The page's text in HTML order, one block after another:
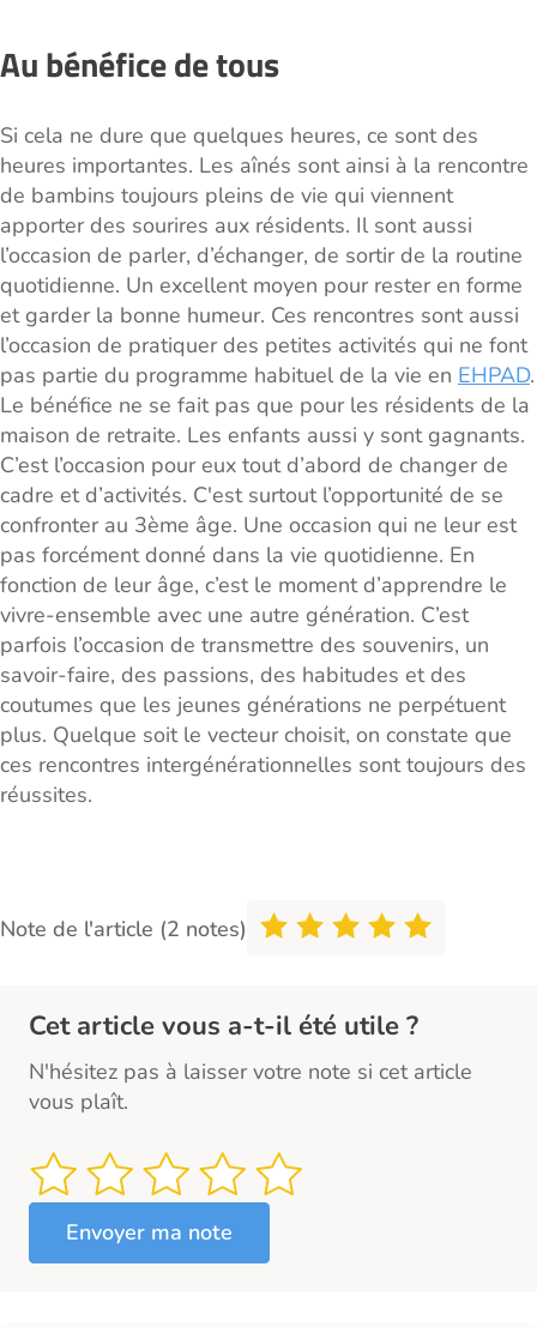
Au bénéfice de tous
Si cela ne dure que quelques heures, ce sont des
heures importantes. Les aînés sont ainsi à la rencontre
de bambins toujours pleins de vie qui viennent
apporter des sourires aux résidents. Il sont aussi
l’occasion de parler, d’échanger, de sortir de la routine
quotidienne. Un excellent moyen pour rester en forme
et garder la bonne humeur. Ces rencontres sont aussi
l’occasion de pratiquer des petites activités qui ne font
pas partie du programme habituel de la vie en EHPAD.
Le bénéfice ne se fait pas que pour les résidents de la
maison de retraite. Les enfants aussi y sont gagnants.
C’est l’occasion pour eux tout d’abord de changer de
cadre et d’activités. C'est surtout l’opportunité de se
confronter au 3ème âge. Une occasion qui ne leur est
pas forcément donné dans la vie quotidienne. En
fonction de leur âge, c’est le moment d’apprendre le
vivre-ensemble avec une autre génération. C’est
parfois l’occasion de transmettre des souvenirs, un
savoir-faire, des passions, des habitudes et des
coutumes que les jeunes générations ne perpétuent
plus. Quelque soit le vecteur choisit, on constate que
ces rencontres intergénérationnelles sont toujours des
réussites.
Note de l'article (2 notes)
Cet article vous a-t-il été utile ?
N'hésitez pas à laisser votre note si cet article
vous plaît.